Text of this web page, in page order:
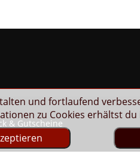
und fortlaufend
zu Cookies erhältst
& Gutscheine